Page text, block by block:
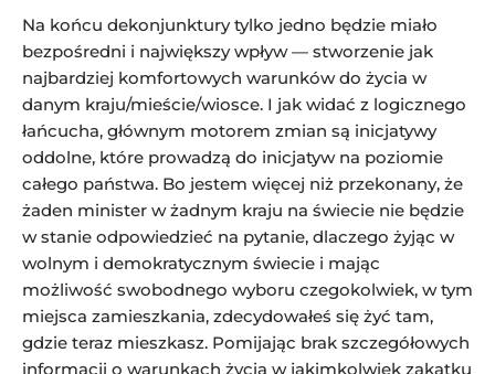
Na końcu dekonjunktury tylko jedno będzie miało
bezpośredni i największy wpływ — stworzenie jak
najbardziej komfortowych warunków do życia w
danym kraju/mieście/wiosce. I jak widać z logicznego
łańcucha, głównym motorem zmian są inicjatywy
oddolne, które prowadzą do inicjatyw na poziomie
całego państwa. Bo jestem więcej niż przekonany, że
żaden minister w żadnym kraju na świecie nie będzie
w stanie odpowiedzieć na pytanie, dlaczego żyjąc w
wolnym i demokratycznym świecie i mając
możliwość swobodnego wyboru czegokolwiek, w tym
miejsca zamieszkania, zdecydowałeś się żyć tam,
gdzie teraz mieszkasz. Pomijając brak szczegółowych
informacji o warunkach życia w jakimkolwiek zakątku